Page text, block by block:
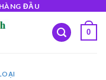
ĐẦU
0